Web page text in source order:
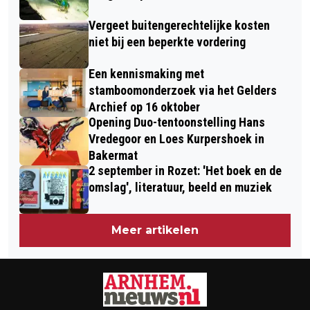
BESCHERMEN?
Vergeet buitengerechtelijke kosten
niet bij een beperkte vordering
Een kennismaking met
stamboomonderzoek via het Gelders
Archief op 16 oktober
Opening Duo-tentoonstelling Hans
Vredegoor en Loes Kurpershoek in
Bakermat
2 september in Rozet: 'Het boek en de
omslag', literatuur, beeld en muziek
Meer artikelen